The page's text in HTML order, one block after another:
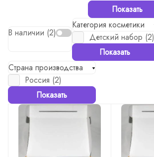
Показать
В наличии (2)
Категория косметики
Детский набор (2)
Показать
Страна производства
Россия (2)
Показать